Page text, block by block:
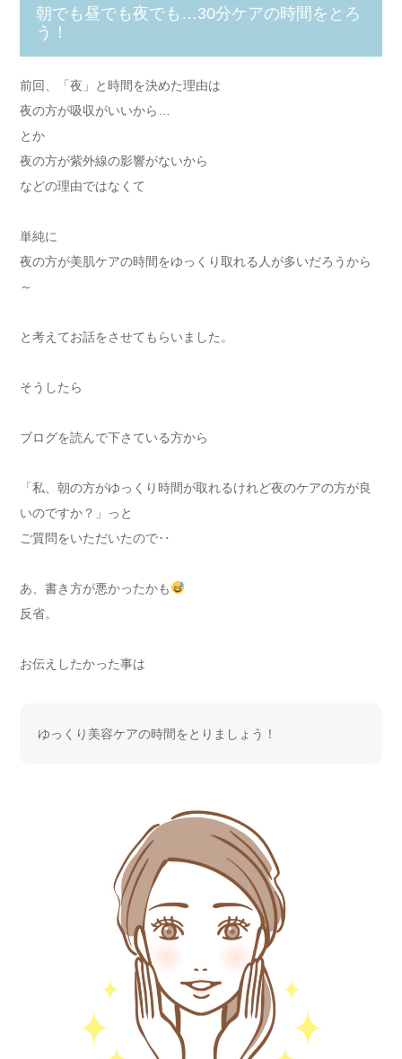
朝でも昼でも夜でも…30分ケアの時間をとろ
う！
前回、「夜」と時間を決めた理由は
夜の方が吸収がいいから…
とか
夜の方が紫外線の影響がないから
などの理由ではなくて
単純に
夜の方が美肌ケアの時間をゆっくり取れる人が多いだろうから
～
と考えてお話をさせてもらいました。
そうしたら
ブログを読んで下さている方から
「私、朝の方がゆっくり時間が取れるけれど夜のケアの方が良
いのですか？」っと
ご質問をいただいたので‥
あ、書き方が悪かったかも
反省。
お伝えしたかった事は
ゆっくり美容ケアの時間をとりましょう！